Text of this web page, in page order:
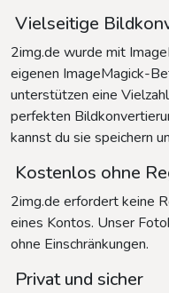
Vielseitige
2img.de wurde mit
eigenen ImageMagick-
unterstützen eine
perfekten
kannst du sie speichern
Kostenlos ohne
2img.de erfordert keine
eines Kontos. Unser
ohne Einschränkungen.
Privat und sicher